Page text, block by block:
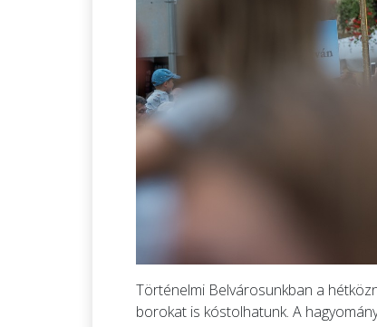
Történelmi Belvárosunkban a
borokat is kóstolhatunk. A